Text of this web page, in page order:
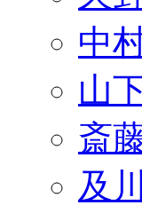
中
山
斎
及